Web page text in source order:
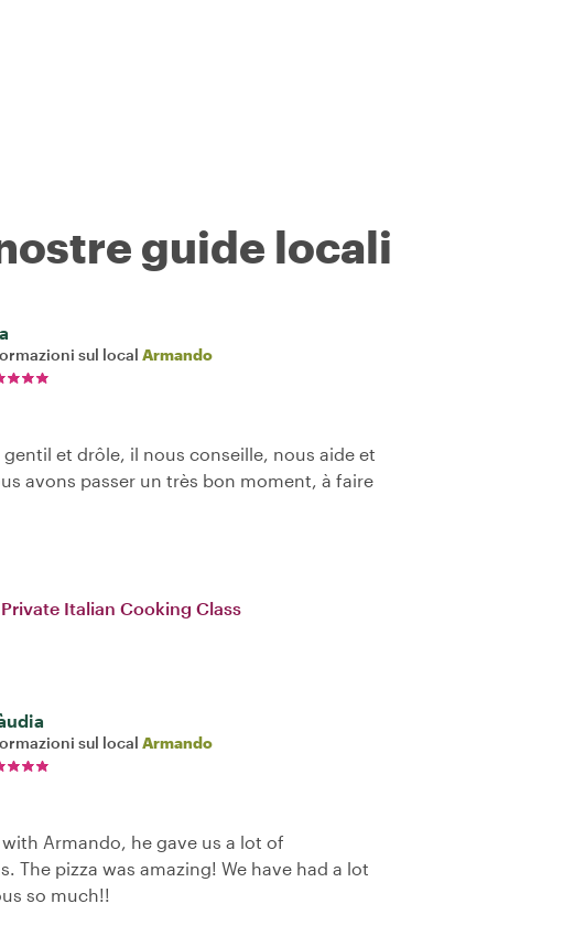
guide locali
sul local Armando
et drôle, il nous conseille, nous aide et
avons passer un très bon moment, à faire
Italian Cooking Class
sul local Armando
Armando, he gave us a lot of
The pizza was amazing! We have had a lot
so much!!